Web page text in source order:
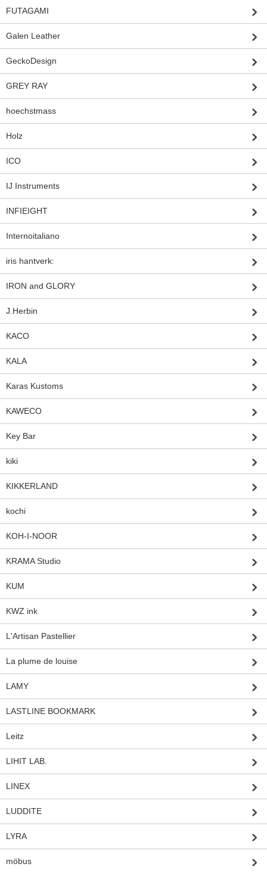
FUTAGAMI
Galen Leather
GeckoDesign
GREY RAY
hoechstmass
Holz
ICO
IJ Instruments
INFIEIGHT
Internoitaliano
iris hantverk:
IRON and GLORY
J.Herbin
KACO
KALA
Karas Kustoms
KAWECO
Key Bar
kiki
KIKKERLAND
kochi
KOH-I-NOOR
KRAMA Studio
KUM
KWZ ink
L'Artisan Pastellier
La plume de louise
LAMY
LASTLINE BOOKMARK
Leitz
LIHIT LAB.
LINEX
LUDDITE
LYRA
möbus